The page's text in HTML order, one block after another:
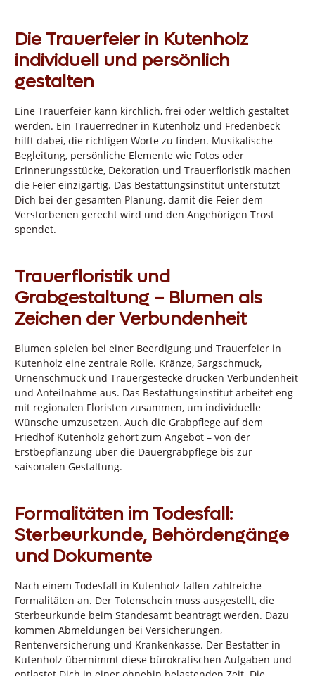
Die Trauerfeier in Kutenholz
individuell und persönlich
gestalten
Eine Trauerfeier kann kirchlich, frei oder weltlich gestaltet
werden. Ein Trauerredner in Kutenholz und Fredenbeck
hilft dabei, die richtigen Worte zu finden. Musikalische
Begleitung, persönliche Elemente wie Fotos oder
Erinnerungsstücke, Dekoration und Trauerfloristik machen
die Feier einzigartig. Das Bestattungsinstitut unterstützt
Dich bei der gesamten Planung, damit die Feier dem
Verstorbenen gerecht wird und den Angehörigen Trost
spendet.
Trauerfloristik und
Grabgestaltung – Blumen als
Zeichen der Verbundenheit
Blumen spielen bei einer Beerdigung und Trauerfeier in
Kutenholz eine zentrale Rolle. Kränze, Sargschmuck,
Urnenschmuck und Trauergestecke drücken Verbundenheit
und Anteilnahme aus. Das Bestattungsinstitut arbeitet eng
mit regionalen Floristen zusammen, um individuelle
Wünsche umzusetzen. Auch die Grabpflege auf dem
Friedhof Kutenholz gehört zum Angebot – von der
Erstbepflanzung über die Dauergrabpflege bis zur
saisonalen Gestaltung.
Formalitäten im Todesfall:
Sterbeurkunde, Behördengänge
und Dokumente
Nach einem Todesfall in Kutenholz fallen zahlreiche
Formalitäten an. Der Totenschein muss ausgestellt, die
Sterbeurkunde beim Standesamt beantragt werden. Dazu
kommen Abmeldungen bei Versicherungen,
Rentenversicherung und Krankenkasse. Der Bestatter in
Kutenholz übernimmt diese bürokratischen Aufgaben und